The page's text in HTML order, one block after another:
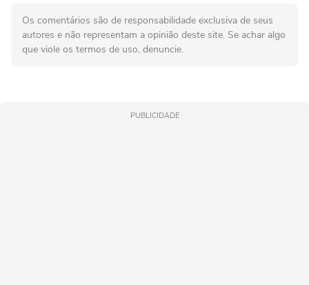
Os comentários são de responsabilidade exclusiva de seus
autores e não representam a opinião deste site. Se achar algo
que viole os termos de uso, denuncie.
PUBLICIDADE